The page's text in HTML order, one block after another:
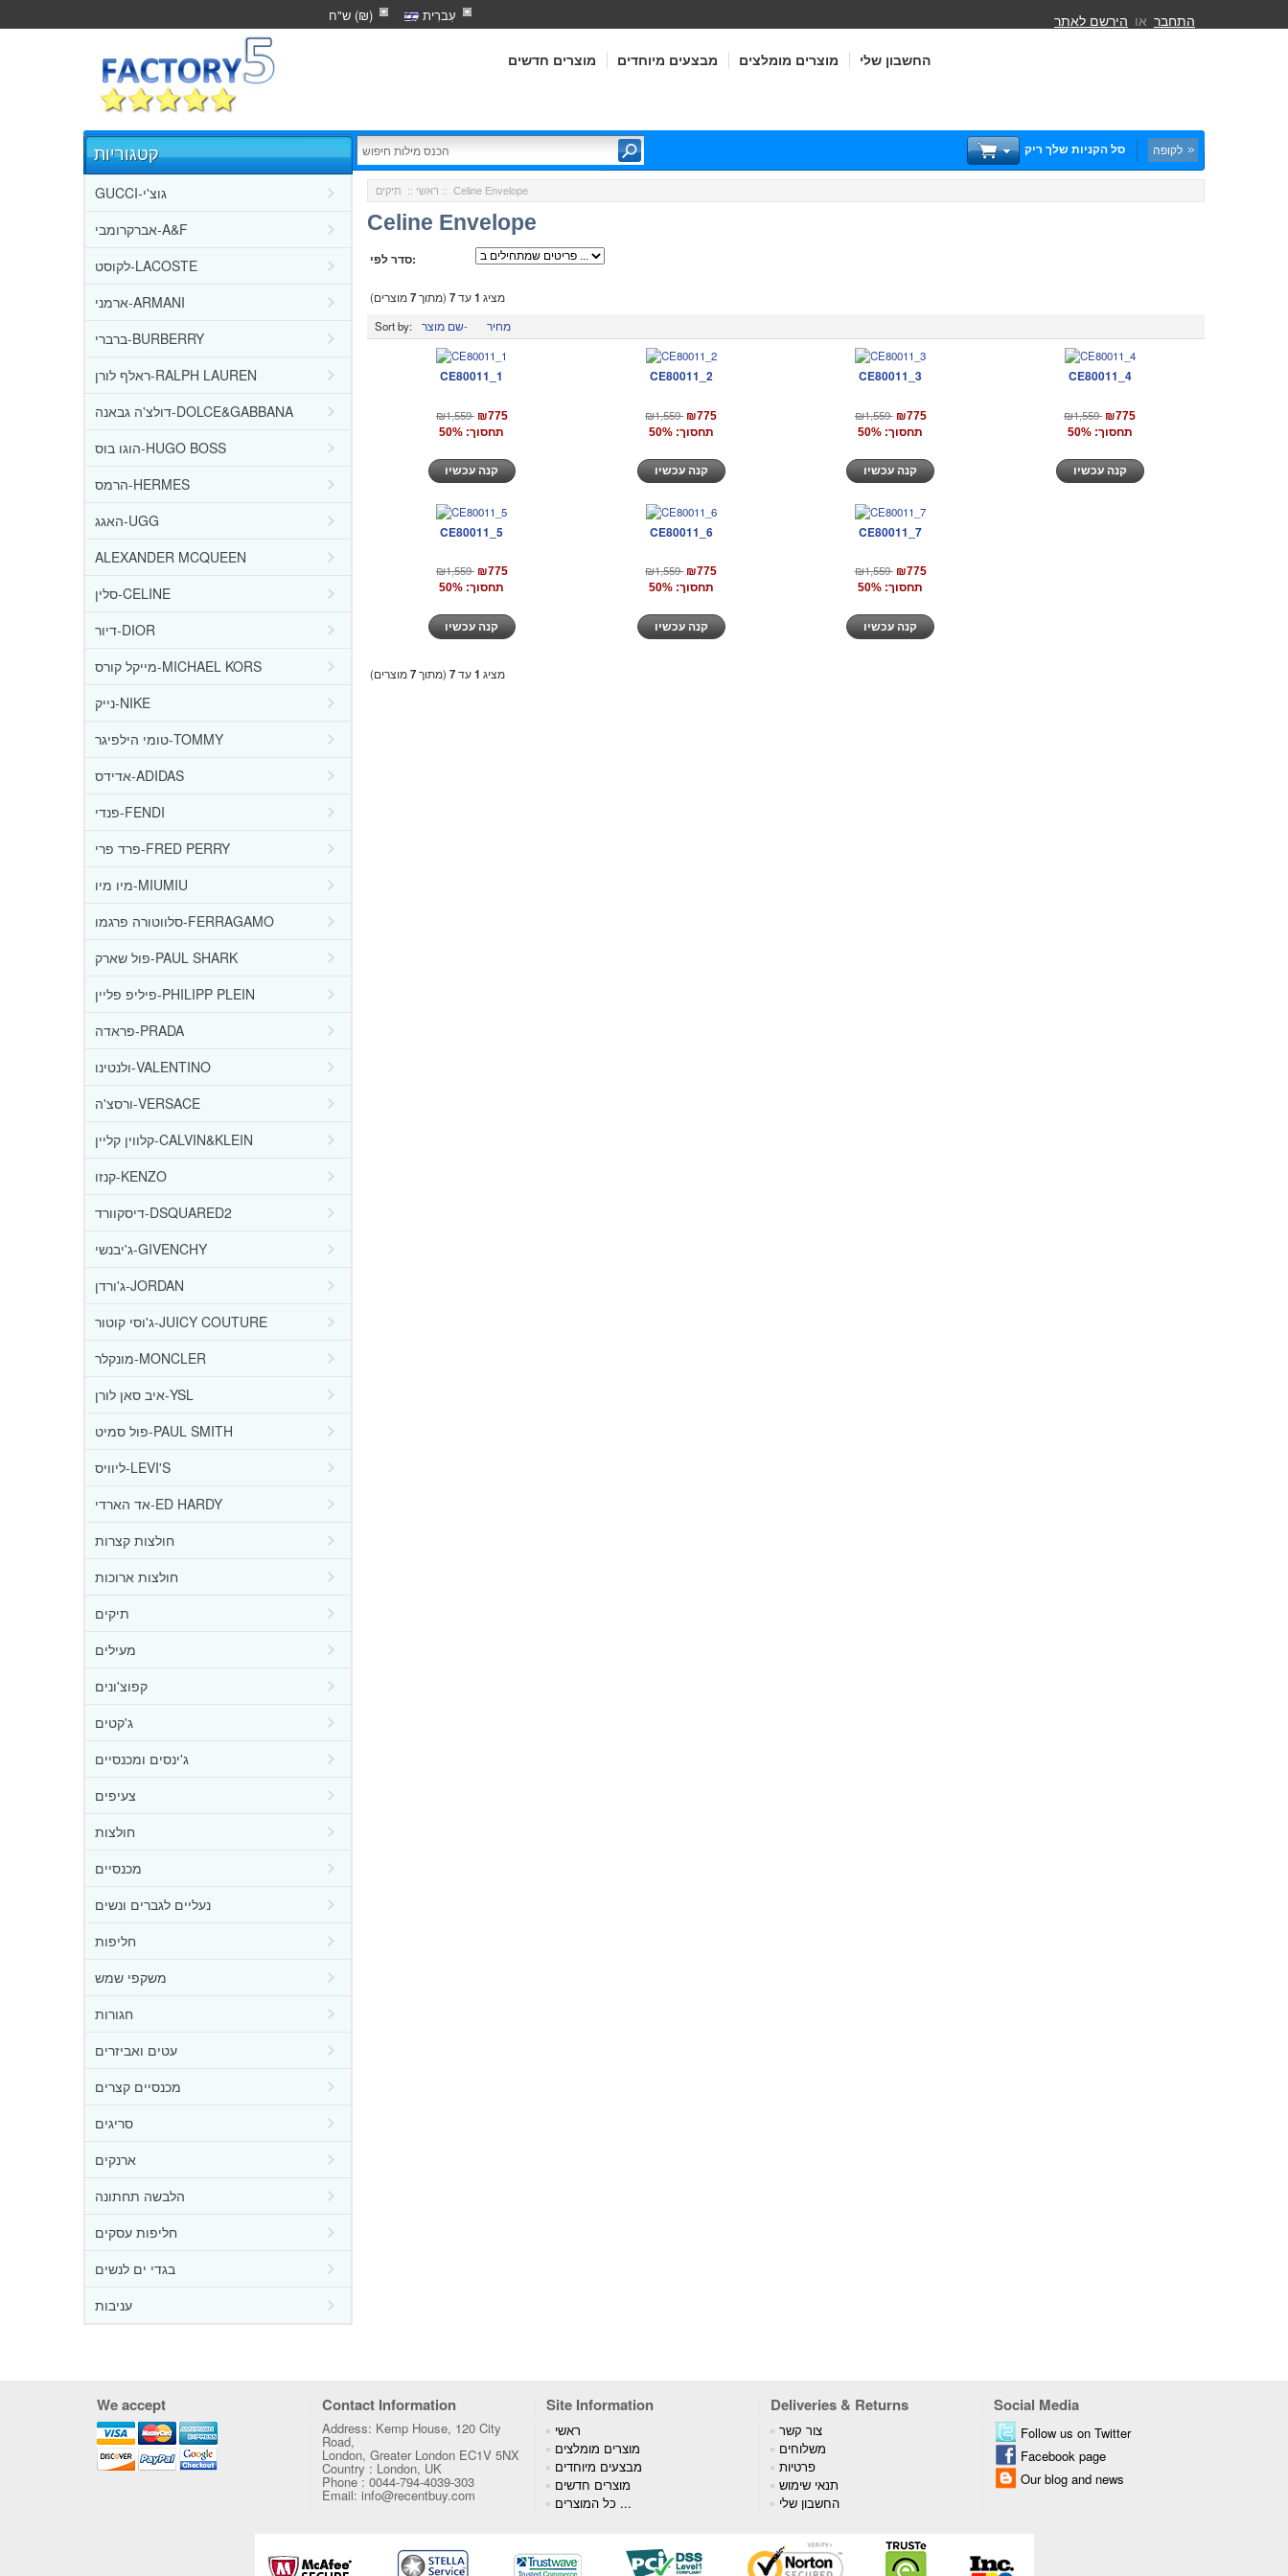
עִברִית ש"ח (₪)
מוצרים חדשים מבצעים מיוחדים מוצרים מומלצים החשבון שלי
התחבר או הירשם לאתר
סל הקניות שלך ריק לקופה
קטגוריות
GUCCI-גוצ'י
אברקרומבי-A&F
לקוסט-LACOSTE
ארמני-ARMANI
ברברי-BURBERRY
ראלף לורן-RALPH LAUREN
דולצ'ה גבאנה-DOLCE&GABBANA
הוגו בוס-HUGO BOSS
הרמס-HERMES
האגג-UGG
ALEXANDER MCQUEEN
סלין-CELINE
דיור-DIOR
מייקל קורס-MICHAEL KORS
נייק-NIKE
טומי הילפיגר-TOMMY
אדידס-ADIDAS
פנדי-FENDI
פרד פרי-FRED PERRY
מיו מיו-MIUMIU
סלווטורה פרגמו-FERRAGAMO
פול שארק-PAUL SHARK
פיליפ פליין-PHILIPP PLEIN
פראדה-PRADA
ולנטינו-VALENTINO
ורסצ'ה-VERSACE
קלווין קליין-CALVIN&KLEIN
קנזו-KENZO
דיסקוורד-DSQUARED2
ג'יבנשי-GIVENCHY
ג'ורדן-JORDAN
ג'וסי קוטור-JUICY COUTURE
מונקלר-MONCLER
איב סאן לורן-YSL
פול סמיט-PAUL SMITH
ליוויס-LEVI'S
אד הארדי-ED HARDY
חולצות קצרות
חולצות ארוכות
תיקים
מעילים
קפוצ'ונים
ג'קטים
ג'ינסים ומכנסיים
צעיפים
חולצות
מכנסיים
נעליים לגברים ונשים
חליפות
משקפי שמש
חגורות
עטים ואביזרים
מכנסיים קצרים
סריגים
ארנקים
הלבשה תחתונה
חליפות עסקים
בגדי ים לנשים
עניבות
ראשי :: תיקים :: Celine Envelope
Celine Envelope
סדר לפי:
מציג 1עד7(מתוך7מוצרים)
Sort by:
שם מוצר- מחיר
CE80011_1
₪1,559 ₪775
תחסוך: 50%
CE80011_2
₪1,559 ₪775
תחסוך: 50%
קנה עכשיו
CE80011_3
₪1,559 ₪775
תחסוך: 50%
CE80011_4
₪1,559 ₪775
תחסוך: 50%
קנה עכשיו
CE80011_5
₪1,559 ₪775
תחסוך: 50%
CE80011_6
₪1,559 ₪775
תחסוך: 50%
קנה עכשיו
CE80011_7
₪1,559 ₪775
תחסוך: 50%
מציג 1עד7(מתוך7מוצרים)
We accept Contact Information Site Information Deliveries & Returns Social Media
Address: Kemp House, 120 City
Road,
London, Greater London EC1V 5NX
Country : London, UK
Phone : 0044-794-4039-303
Email: info@recentbuy.com
ראשי
מוצרים מומלצים
מבצעים מיוחדים
מוצרים חדשים
כל המוצרים ...
צור קשר
משלוחים
פרטיות
תנאי שימוש
החשבון שלי
Follow us on Twitter
Facebook page
Our blog and news